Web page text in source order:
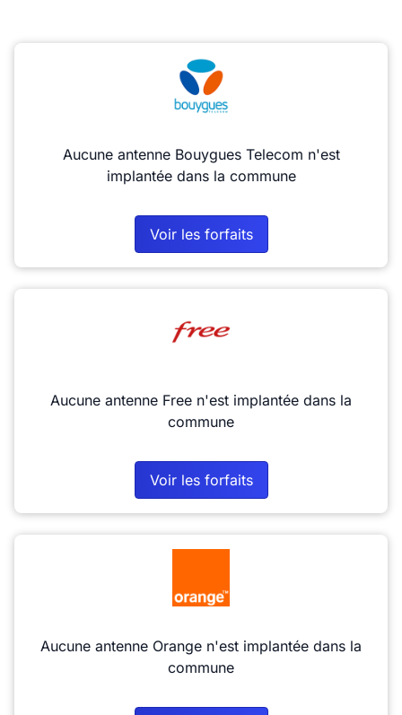
Aucune antenne Bouygues Telecom n'est
implantée dans la commune
Voir les forfaits
Aucune antenne Free n'est implantée dans la
commune
Voir les forfaits
Aucune antenne Orange n'est implantée dans la
commune